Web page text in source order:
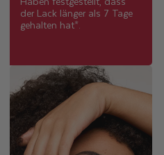
der Lack länger als 7 Tage
gehalten hat*.